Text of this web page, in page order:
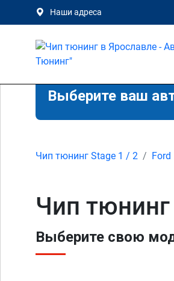
Наши адреса
Выберите ваш
Чип тюнинг Stage 1 / 2 Ford
Чип тюнинг
Выберите свою